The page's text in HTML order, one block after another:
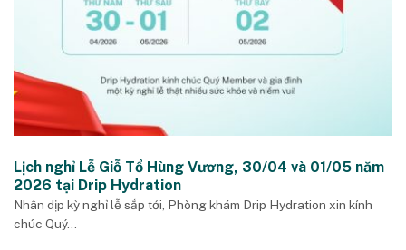
Lịch nghỉ Lễ Giỗ Tổ Hùng Vương, 30/04 và 01/05 năm
2026 tại Drip Hydration
Nhân dịp kỳ nghỉ lễ sắp tới, Phòng khám Drip Hydration xin kính
chúc Quý...